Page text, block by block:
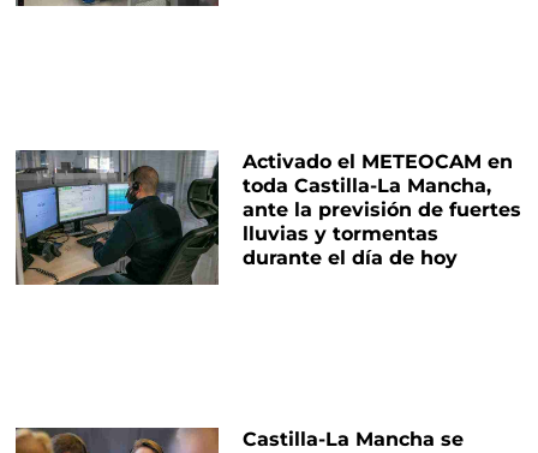
Activado el METEOCAM en
toda Castilla-La Mancha,
ante la previsión de fuertes
lluvias y tormentas
durante el día de hoy
Castilla-La Mancha se